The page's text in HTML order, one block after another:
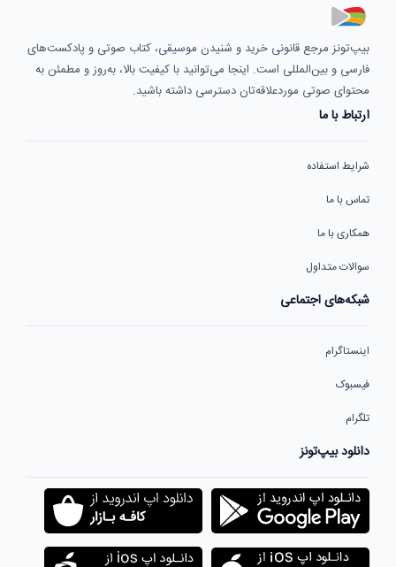
بیپ‌تونز مرجع قانونی خرید و شنیدن موسیقی، کتاب صوتی و پادکست‌های
فارسی و بین‌المللی است. اینجا می‌توانید با کیفیت بالا، به‌روز و مطمئن به
محتوای صوتی موردعلاقه‌تان دسترسی داشته باشید.
ارتباط با ما
شرایط استفاده
تماس با ما
همکاری با ما
سوالات متداول
شبکه‌های اجتماعی
اینستاگرام
فیسبوک
تلگرام
دانلود بیپ‌تونز